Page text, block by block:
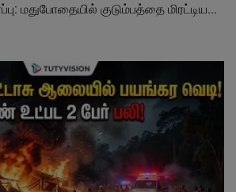
மதுபோதையில் குடும்பத்தை மிரட்டிய...